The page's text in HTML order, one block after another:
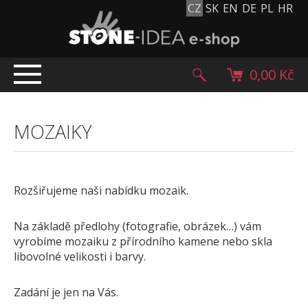
CZ SK EN DE PL HR
TOP NABÍDKA
PRODUKTY
Dlažební kostky
Historické dlažební kostky
Lávové kameny
Kamenný koberec
Oblázky, valouny a granulát
0,00 Kč
MOZAIKY
Rozšiřujeme naši nabídku mozaik.
Na základě předlohy (fotografie, obrázek…) vám
vyrobíme mozaiku z přírodního kamene nebo skla
libovolné velikosti i barvy.
Zadání je jen na Vás.